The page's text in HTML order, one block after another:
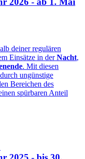
deiner regulären
Einsätze in derNacht,
. Mit diesen
ungünstige
Bereichen des
spürbaren Anteil